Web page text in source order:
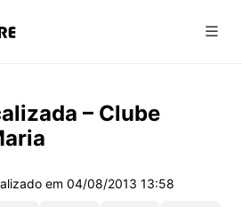
– Clube
em 04/08/2013 13:58